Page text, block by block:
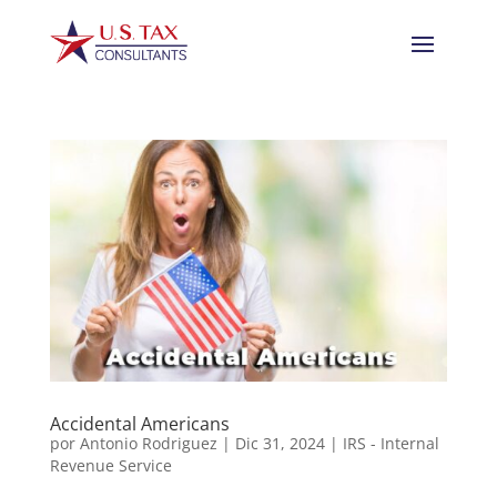
Accidental Americans
por Antonio Rodriguez | Dic 31, 2024| IRS - Internal
Revenue Service